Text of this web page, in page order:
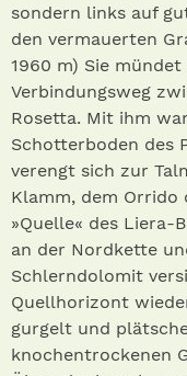
sondern links auf
den vermauerten
1960 m) Sie
Verbindungsweg
Rosetta. Mit ihm
Schotterboden des
verengt sich zur
Klamm, dem Orrido
»Quelle« des Liera-
an der Nordkette
Schlerndolomit
Quellhorizont
gurgelt und
knochentrockenen